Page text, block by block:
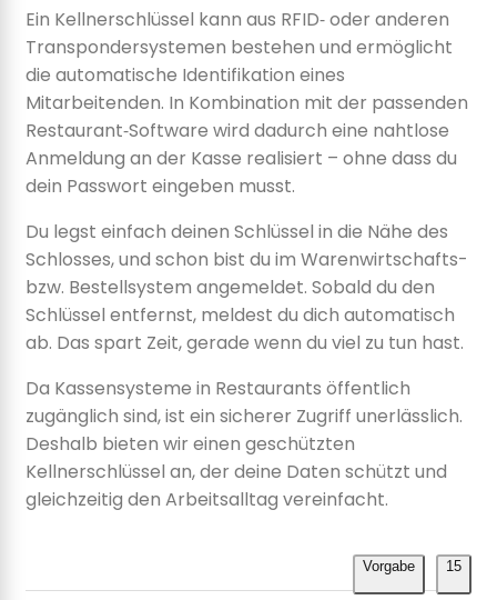
Ein Kellnerschlüssel kann aus RFID‑ oder anderen
Transpondersystemen bestehen und ermöglicht
die automatische Identifikation eines
Mitarbeitenden. In Kombination mit der passenden
Restaurant‑Software wird dadurch eine nahtlose
Anmeldung an der Kasse realisiert – ohne dass du
dein Passwort eingeben musst.
Du legst einfach deinen Schlüssel in die Nähe des
Schlosses, und schon bist du im Warenwirtschafts-
bzw. Bestellsystem angemeldet. Sobald du den
Schlüssel entfernst, meldest du dich automatisch
ab. Das spart Zeit, gerade wenn du viel zu tun hast.
Da Kassensysteme in Restaurants öffentlich
zugänglich sind, ist ein sicherer Zugriff unerlässlich.
Deshalb bieten wir einen geschützten
Kellnerschlüssel an, der deine Daten schützt und
gleichzeitig den Arbeitsalltag vereinfacht.
Vorgabe 15